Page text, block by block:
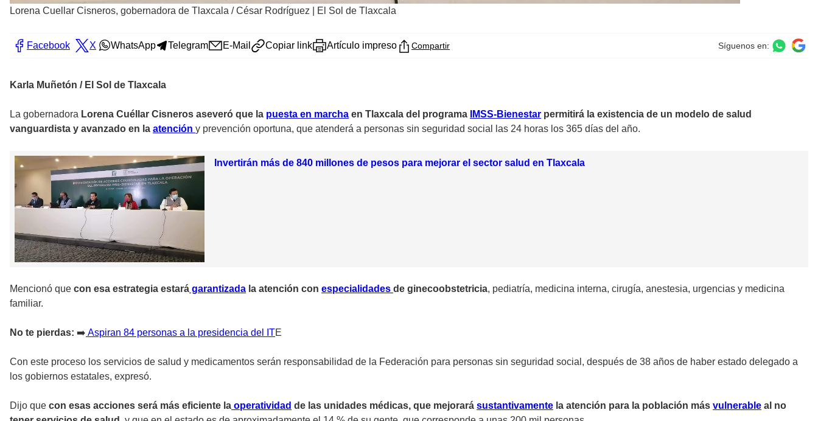
Lorena Cuellar Cisneros, gobernadora de Tlaxcala /César Rodríguez | El Sol de Tlaxcala
Facebook X WhatsApp Telegram E-Mail Copiar link Artículo impreso Compartir Síguenos en:
Karla Muñetón / El Sol de Tlaxcala
La gobernadora Lorena Cuéllar Cisneros aseveró que la puesta en marcha en Tlaxcala del programa IMSS-Bienestar permitirá la existencia de un modelo de salud
vanguardista y avanzado en la atención y prevención oportuna, que atenderá a personas sin seguridad social las 24 horas los 365 días del año.
Invertirán más de 840 millones de pesos para mejorar el sector salud en Tlaxcala
Mencionó que con esa estrategia estará garantizada la atención con especialidades de ginecoobstetricia, pediatría, medicina interna, cirugía, anestesia, urgencias y medicina
familiar.
No te pierdas: ➡️ Aspiran 84 personas a la presidencia del ITE
Con este proceso los servicios de salud y medicamentos serán responsabilidad de la Federación para personas sin seguridad social, después de 38 años de haber estado delegado a
los gobiernos estatales, expresó.
Dijo que con esas acciones será más eficiente la operatividad de las unidades médicas, que mejorará sustantivamente la atención para la población más vulnerable al no